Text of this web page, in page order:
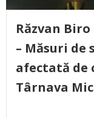
Răzvan
– Măsuri
afectată de
Târnava